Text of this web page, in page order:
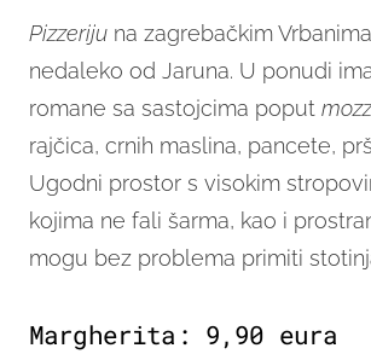
Pizzeriju na zagrebačkim
nedaleko od Jaruna. U ponudi
romane sa sastojcima poput
rajčica, crnih maslina, pancete,
Ugodni prostor s visokim
kojima ne fali šarma, kao i
mogu bez problema primiti
Margherita: 9,90 eura